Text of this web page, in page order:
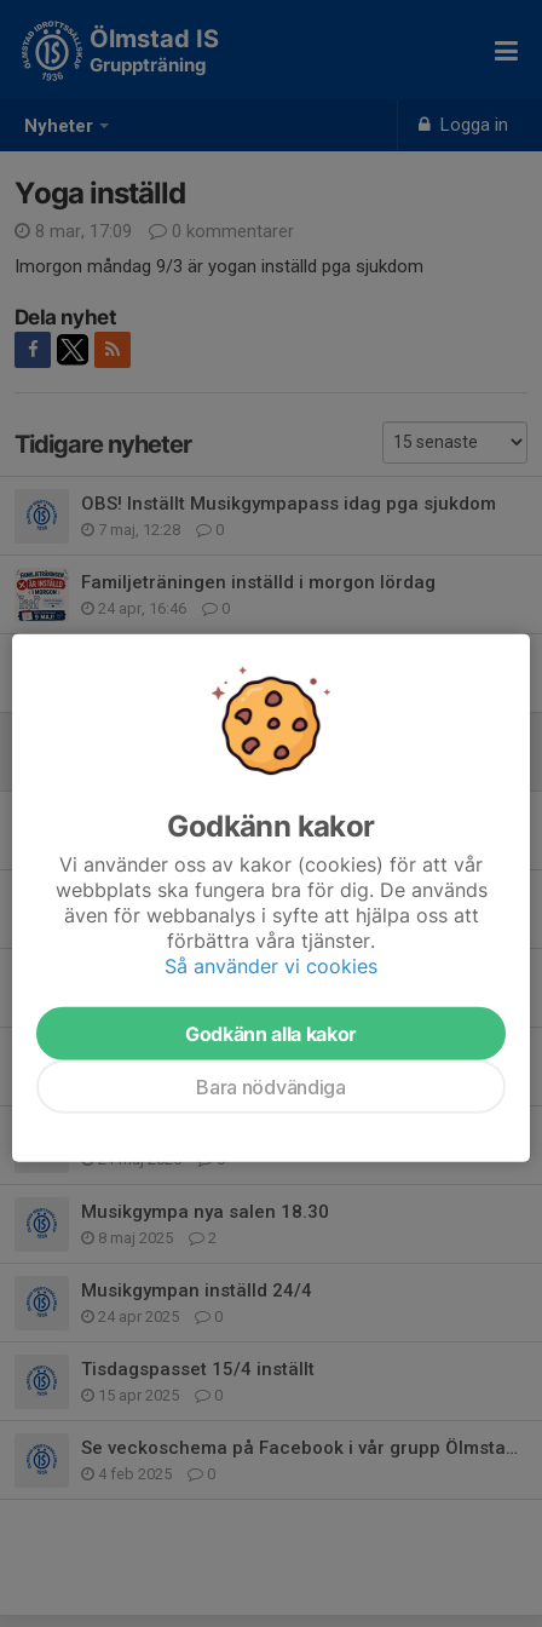
Nyheter Logga in
Ölmstad IS
Gruppträning
Yoga inställd
8 mar, 17:09
0 kommentarer
Imorgon måndag 9/3 är yogan inställd pga sjukdom
Dela nyhet
Tidigare nyheter
OBS! Inställt Musikgympapass idag pga sjukdom
7 maj, 12:28 0
Familjeträningen inställd i morgon lördag
24 apr, 16:46 0
0
Första musikgympapasset för 2026
14 jan, 21:08
Yoga -ingen bokning behövs
10 nov 2025 0
OBS! Musikgympan kör som vanligt på torsdag 28/8
0
21 maj 2025 0
Musikgympa nya salen 18.30
8 maj 2025 2
Musikgympan inställd 24/4
24 apr 2025 0
Tisdagspasset 15/4 inställt
15 apr 2025 0
Se veckoschema på Facebook i vår grupp Ölmstad is gym och gruppträning
4 feb 2025 0
Godkänn kakor
Vi använder oss av kakor (cookies) för att vår
webbplats ska fungera bra för dig. De används
även för webbanalys i syfte att hjälpa oss att
förbättra våra tjänster.
Så använder vi cookies
Godkänn alla kakor
Bara nödvändiga